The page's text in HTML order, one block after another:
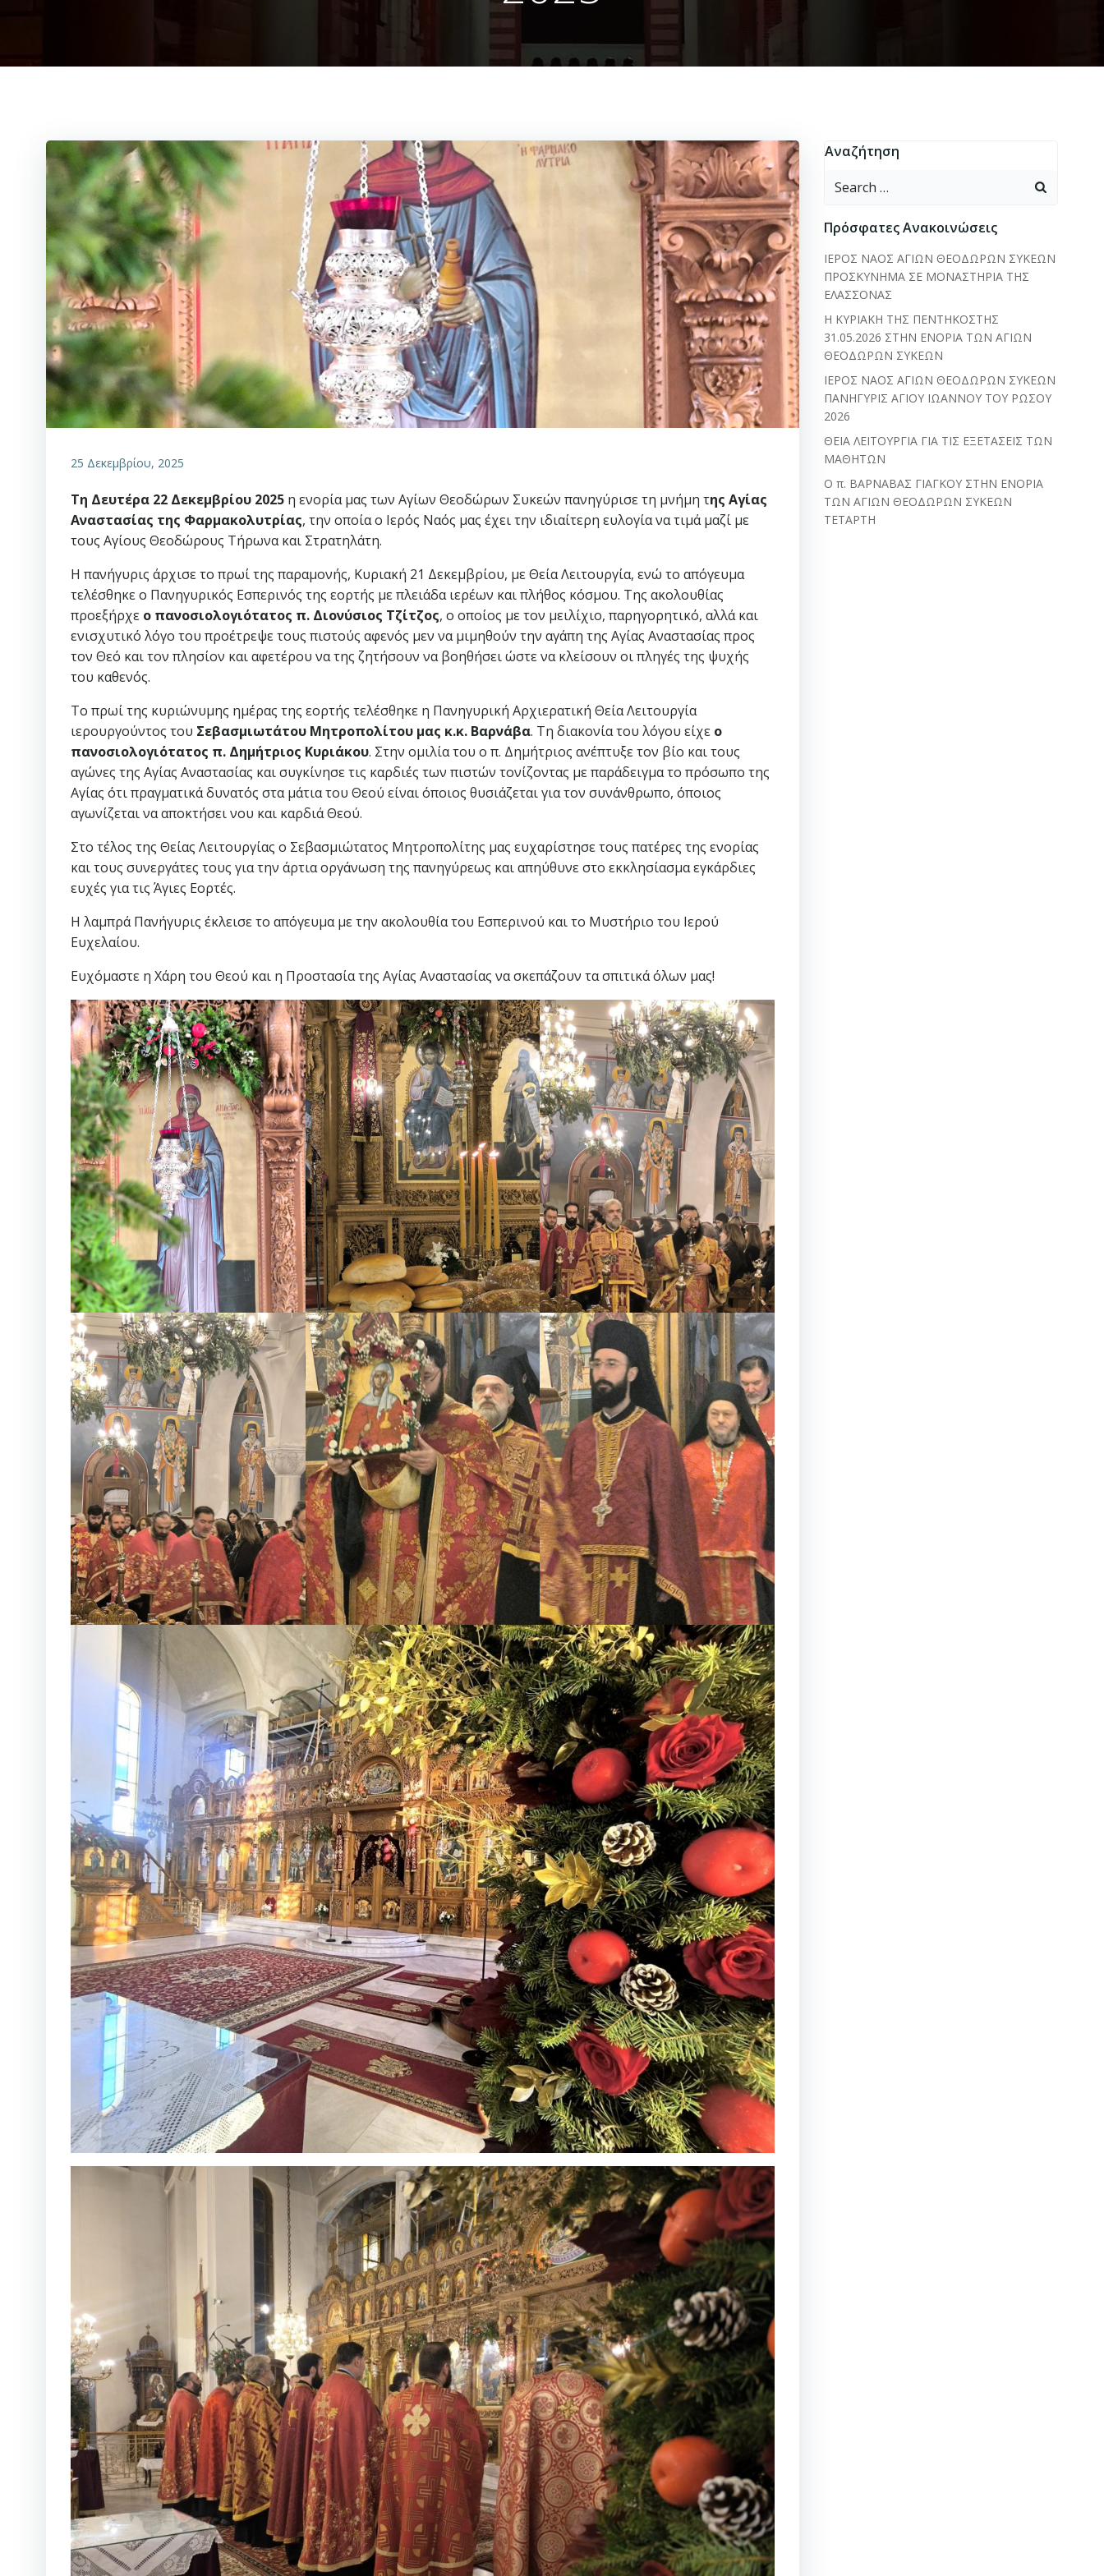
25 Δεκεμβρίου, 2025
Τη Δευτέρα 22 Δεκεμβρίου 2025 η ενορία μας των Αγίων Θεοδώρων Συκεών πανηγύρισε τη μνήμη της Αγίας
Αναστασίας της Φαρμακολυτρίας, την οποία ο Ιερός Ναός μας έχει την ιδιαίτερη ευλογία να τιμά μαζί με
τους Αγίους Θεοδώρους Τήρωνα και Στρατηλάτη.
Η πανήγυρις άρχισε το πρωί της παραμονής, Κυριακή 21 Δεκεμβρίου, με Θεία Λειτουργία, ενώ το απόγευμα
τελέσθηκε ο Πανηγυρικός Εσπερινός της εορτής με πλειάδα ιερέων και πλήθος κόσμου. Της ακολουθίας
προεξήρχε ο πανοσιολογιότατος π. Διονύσιος Τζίτζος, ο οποίος με τον μειλίχιο, παρηγορητικό, αλλά και
ενισχυτικό λόγο του προέτρεψε τους πιστούς αφενός μεν να μιμηθούν την αγάπη της Αγίας Αναστασίας προς
τον Θεό και τον πλησίον και αφετέρου να της ζητήσουν να βοηθήσει ώστε να κλείσουν οι πληγές της ψυχής
του καθενός.
Το πρωί της κυριώνυμης ημέρας της εορτής τελέσθηκε η Πανηγυρική Αρχιερατική Θεία Λειτουργία
ιερουργούντος του Σεβασμιωτάτου Μητροπολίτου μας κ.κ. Βαρνάβα. Τη διακονία του λόγου είχε ο
πανοσιολογιότατος π. Δημήτριος Κυριάκου. Στην ομιλία του ο π. Δημήτριος ανέπτυξε τον βίο και τους
αγώνες της Αγίας Αναστασίας και συγκίνησε τις καρδιές των πιστών τονίζοντας με παράδειγμα το πρόσωπο της
Αγίας ότι πραγματικά δυνατός στα μάτια του Θεού είναι όποιος θυσιάζεται για τον συνάνθρωπο, όποιος
αγωνίζεται να αποκτήσει νου και καρδιά Θεού.
Στο τέλος της Θείας Λειτουργίας ο Σεβασμιώτατος Μητροπολίτης μας ευχαρίστησε τους πατέρες της ενορίας
και τους συνεργάτες τους για την άρτια οργάνωση της πανηγύρεως και απηύθυνε στο εκκλησίασμα εγκάρδιες
ευχές για τις Άγιες Εορτές.
Η λαμπρά Πανήγυρις έκλεισε το απόγευμα με την ακολουθία του Εσπερινού και το Μυστήριο του Ιερού
Ευχελαίου.
Ευχόμαστε η Χάρη του Θεού και η Προστασία της Αγίας Αναστασίας να σκεπάζουν τα σπιτικά όλων μας!
Αναζήτηση
Search
Πρόσφατες Ανακοινώσεις
ΙΕΡΟΣ ΝΑΟΣ ΑΓΙΩΝ ΘΕΟΔΩΡΩΝ ΣΥΚΕΩΝ
ΠΡΟΣΚΥΝΗΜΑ ΣΕ ΜΟΝΑΣΤΗΡΙΑ ΤΗΣ
ΕΛΑΣΣΟΝΑΣ
Η ΚΥΡΙΑΚΗ ΤΗΣ ΠΕΝΤΗΚΟΣΤΗΣ
31.05.2026 ΣΤΗΝ ΕΝΟΡΙΑ ΤΩΝ ΑΓΙΩΝ
ΘΕΟΔΩΡΩΝ ΣΥΚΕΩΝ
ΙΕΡΟΣ ΝΑΟΣ ΑΓΙΩΝ ΘΕΟΔΩΡΩΝ ΣΥΚΕΩΝ
ΠΑΝΗΓΥΡΙΣ ΑΓΙΟΥ ΙΩΑΝΝΟΥ ΤΟΥ ΡΩΣΟΥ
2026
ΘΕΙΑ ΛΕΙΤΟΥΡΓΙΑ ΓΙΑ ΤΙΣ ΕΞΕΤΑΣΕΙΣ ΤΩΝ
ΜΑΘΗΤΩΝ
Ο π. ΒΑΡΝΑΒΑΣ ΓΙΑΓΚΟΥ ΣΤΗΝ ΕΝΟΡΙΑ
ΤΩΝ ΑΓΙΩΝ ΘΕΟΔΩΡΩΝ ΣΥΚΕΩΝ
ΤΕΤΑΡΤΗ